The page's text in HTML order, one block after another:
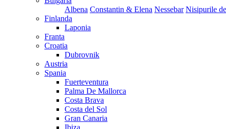
Albena Constantin & Elena Nessebar Nisipurile
Finlanda
Laponia
Franta
Croatia
Dubrovnik
Austria
Spania
Fuerteventura
Palma De Mallorca
Costa Brava
Costa del Sol
Gran Canaria
Ibiza